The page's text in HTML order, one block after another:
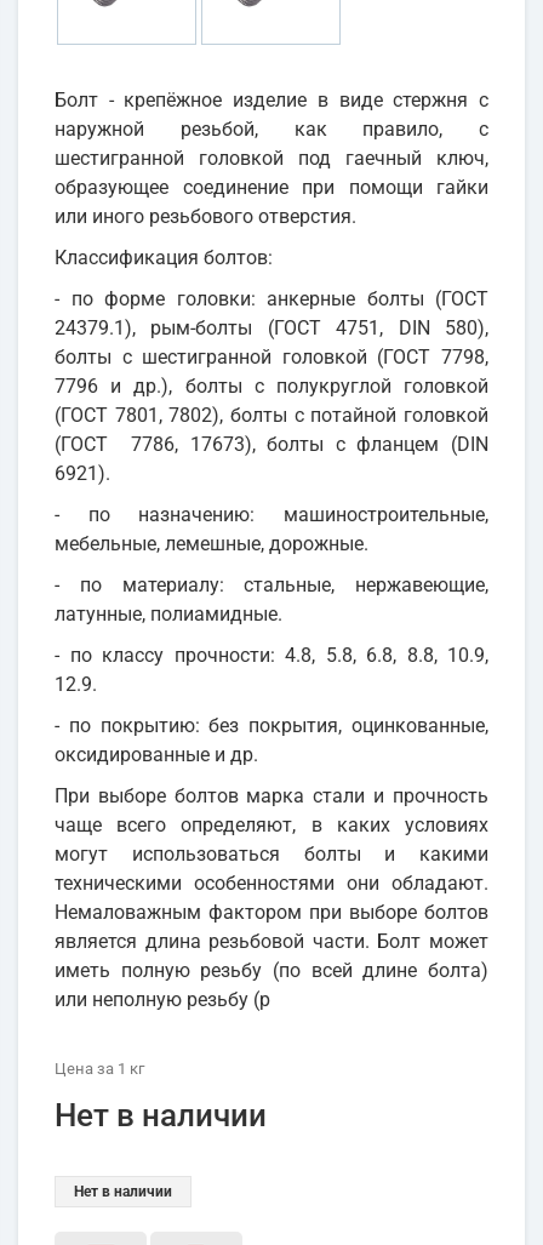
Болт - крепёжное изделие в виде стержня с
наружной резьбой, как правило, с
шестигранной головкой под гаечный ключ,
образующее соединение при помощи гайки
или иного резьбового отверстия.
Классификация болтов:
- по форме головки: анкерные болты (ГОСТ
24379.1), рым-болты (ГОСТ 4751, DIN 580),
болты с шестигранной головкой (ГОСТ 7798,
7796 и др.), болты с полукруглой головкой
(ГОСТ 7801, 7802), болты с потайной головкой
(ГОСТ 7786, 17673), болты с фланцем (DIN
6921).
- по назначению: машиностроительные,
мебельные, лемешные, дорожные.
- по материалу: стальные, нержавеющие,
латунные, полиамидные.
- по классу прочности: 4.8, 5.8, 6.8, 8.8, 10.9,
12.9.
- по покрытию: без покрытия, оцинкованные,
оксидированные и др.
При выборе болтов марка стали и прочность
чаще всего определяют, в каких условиях
могут использоваться болты и какими
техническими особенностями они обладают.
Немаловажным фактором при выборе болтов
является длина резьбовой части. Болт может
иметь полную резьбу (по всей длине болта)
или неполную резьбу (р
Цена за 1 кг
Нет в наличии
Нет в наличии